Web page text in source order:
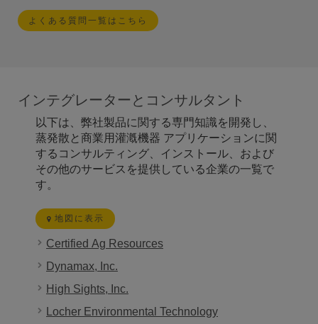
よくある質問一覧はこちら
インテグレーターとコンサルタント
以下は、弊社製品に関する専門知識を開発し、
蒸発散と商業用灌漑機器 アプリケーションに関
するコンサルティング、インストール、および
その他のサービスを提供している企業の一覧で
す。
地図に表示
Certified Ag Resources
Dynamax, Inc.
High Sights, Inc.
Locher Environmental Technology